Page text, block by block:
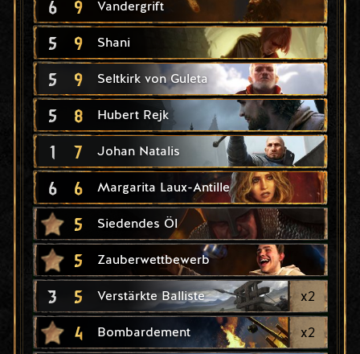
6 9 Vandergrift
5 9 Shani
5 9 Seltkirk von Guleta
5 8 Hubert Rejk
1 7 Johan Natalis
6 6 Margarita Laux-Antille
5 Siedendes Öl
5 Zauberwettbewerb
3 5 Verstärkte Balliste x2
4 Bombardement x2